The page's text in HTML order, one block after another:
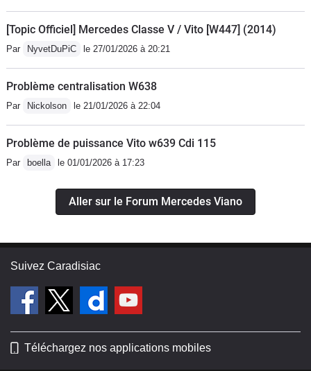
bordeaux-begles estime mon véhicule
cote argus 15000 euroje suis perdu
que faire ??,merci de votre aidea oui
pour la facture on peut payer en quatre
fois avec frais faite le calcul christian
[Topic Officiel] Mercedes Classe V / Vito [W447] (2014)
Par NyvetDuPiC le 27/01/2026 à 20:21
Problème centralisation W638
Par Nickolson le 21/01/2026 à 22:04
Problème de puissance Vito w639 Cdi 115
Par boella le 01/01/2026 à 17:23
Aller sur le Forum Mercedes Viano
Suivez Caradisiac
Téléchargez nos applications mobiles